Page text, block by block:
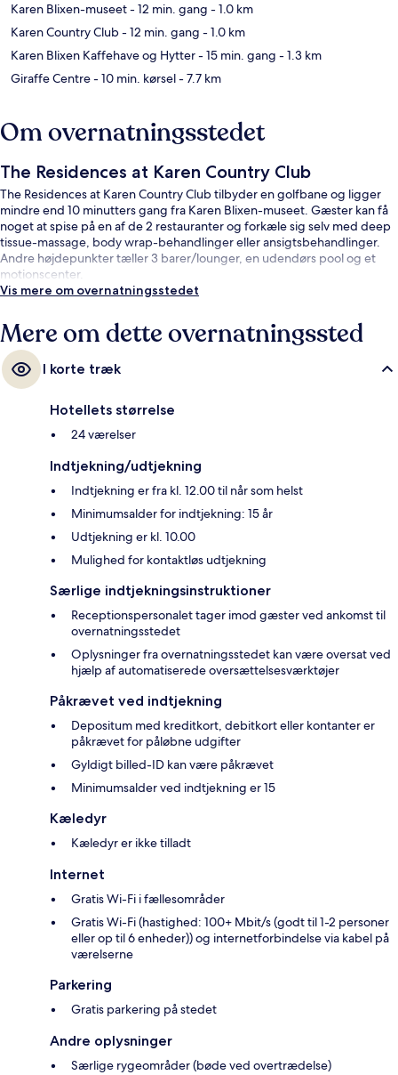
Karen Blixen-museet- 12 min. gang - 1.0 km
Karen Country Club- 12 min. gang - 1.0 km
Karen Blixen Kaffehave og Hytter- 15 min. gang - 1.3 km
Giraffe Centre- 10 min. kørsel- 7.7 km
Om overnatningsstedet
The Residences at Karen Country Club
The Residences at Karen Country Club tilbyder en golfbane og ligger
mindre end 10 minutters gang fra Karen Blixen-museet. Gæster kan få
noget at spise på en af de 2 restauranter og forkæle sig selv med deep
tissue-massage, body wrap-behandlinger eller ansigtsbehandlinger.
Andre højdepunkter tæller 3 barer/lounger, en udendørs pool og et
motionscenter.
Vis mere om overnatningsstedet
Mere om dette overnatningssted
I korte træk
Hotellets størrelse
24 værelser
Indtjekning/udtjekning
Indtjekning er fra kl. 12.00 til når som helst
Minimumsalder for indtjekning: 15 år
Udtjekning er kl. 10.00
Mulighed for kontaktløs udtjekning
Særlige indtjekningsinstruktioner
Receptionspersonalet tager imod gæster ved ankomst til
overnatningsstedet
Oplysninger fra overnatningsstedet kan være oversat ved
hjælp af automatiserede oversættelsesværktøjer
Påkrævet ved indtjekning
Depositum med kreditkort, debitkort eller kontanter er
påkrævet for påløbne udgifter
Gyldigt billed-ID kan være påkrævet
Minimumsalder ved indtjekning er 15
Kæledyr
Kæledyr er ikke tilladt
Internet
Gratis Wi-Fi i fællesområder
Gratis Wi-Fi (hastighed: 100+ Mbit/s (godt til 1-2 personer
eller op til 6 enheder)) og internetforbindelse via kabel på
værelserne
Parkering
Gratis parkering på stedet
Andre oplysninger
Særlige rygeområder (bøde ved overtrædelse)